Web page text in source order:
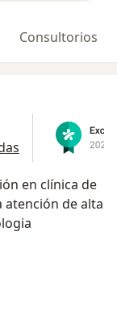
Consultorios
en clínica de
de alta